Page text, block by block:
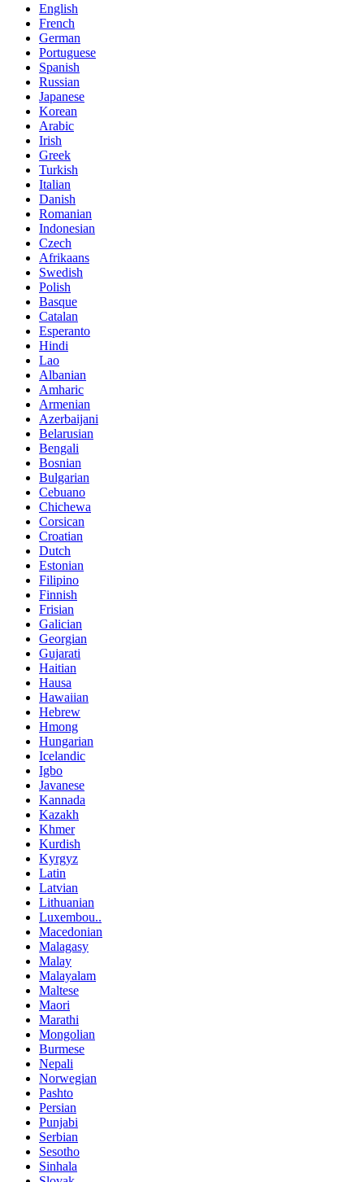
English
French
German
Portuguese
Spanish
Russian
Japanese
Korean
Arabic
Irish
Greek
Turkish
Italian
Danish
Romanian
Indonesian
Czech
Afrikaans
Swedish
Polish
Basque
Catalan
Esperanto
Hindi
Lao
Albanian
Amharic
Armenian
Azerbaijani
Belarusian
Bengali
Bosnian
Bulgarian
Cebuano
Chichewa
Corsican
Croatian
Dutch
Estonian
Filipino
Finnish
Frisian
Galician
Georgian
Gujarati
Haitian
Hausa
Hawaiian
Hebrew
Hmong
Hungarian
Icelandic
Igbo
Javanese
Kannada
Kazakh
Khmer
Kurdish
Kyrgyz
Latin
Latvian
Lithuanian
Luxembou..
Macedonian
Malagasy
Malay
Malayalam
Maltese
Maori
Marathi
Mongolian
Burmese
Nepali
Norwegian
Pashto
Persian
Punjabi
Serbian
Sesotho
Sinhala